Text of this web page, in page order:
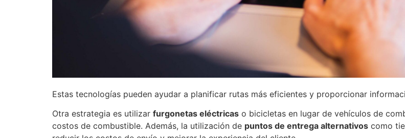
Estas tecnologías pueden ayudar a planificar rutas más eficientes y proporcionar
Otra estrategia es utilizar furgonetas eléctricas o bicicletas en lugar de vehículos de
costos de combustible. Además, la utilización de puntos de entrega alternativos como